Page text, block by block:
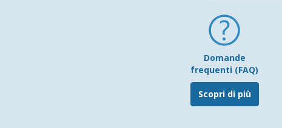
Domande
frequenti (FAQ)
Scopri di più